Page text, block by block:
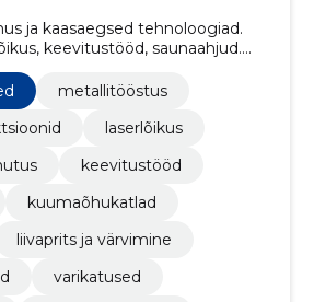
ja kaasaegsed tehnoloogiad.
keevitustööd, saunaahjud.
metallitööstus
laserlõikus
keevitustööd
kuumaõhukatlad
liivaprits ja värvimine
varikatused